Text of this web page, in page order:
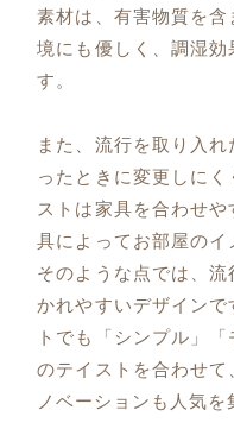
素材は、有害物質を
境にも優しく、調湿効
す。
また、流行を取り入
ったときに変更しに
ストは家具を合わせ
具によってお部屋のイ
そのような点では、
かれやすいデザイン
トでも「シンプル」
のテイストを合わせて
ノベーションも人気を